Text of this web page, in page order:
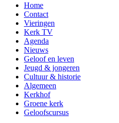
Home
Contact
Vieringen
Kerk TV
Agenda
Nieuws
Geloof en leven
Jeugd & jongeren
Cultuur & historie
Algemeen
Kerkhof
Groene kerk
Geloofscursus